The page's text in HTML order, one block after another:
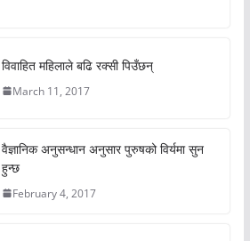
विवाहित महिलाले बढि रक्सी पिउँछन्
March 11, 2017
वैज्ञानिक अनुसन्धान अनुसार पुरुषको विर्यमा सुन
हुन्छ
February 4, 2017